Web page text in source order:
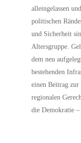
alleingelassen
politischen
und Sicherheit
Altersgruppe.
dem neu
bestehenden
einen Beitrag zur
regionalen
die Demokratie –